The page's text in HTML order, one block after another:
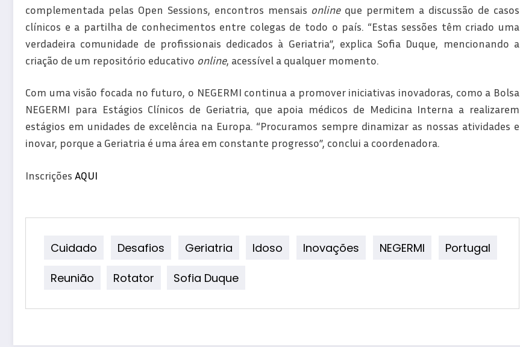
complementada pelas Open Sessions, encontros mensais online que permitem a discussão de casos
clínicos e a partilha de conhecimentos entre colegas de todo o país. “Estas sessões têm criado uma
verdadeira comunidade de profissionais dedicados à Geriatria”, explica Sofia Duque, mencionando a
criação de um repositório educativo online, acessível a qualquer momento.
Com uma visão focada no futuro, o NEGERMI continua a promover iniciativas inovadoras, como a Bolsa
NEGERMI para Estágios Clínicos de Geriatria, que apoia médicos de Medicina Interna a realizarem
estágios em unidades de excelência na Europa. “Procuramos sempre dinamizar as nossas atividades e
inovar, porque a Geriatria é uma área em constante progresso”, conclui a coordenadora.
Inscrições AQUI
Cuidado Desafios Geriatria Idoso Inovações NEGERMI
Portugal
Reunião
Rotator Sofia Duque